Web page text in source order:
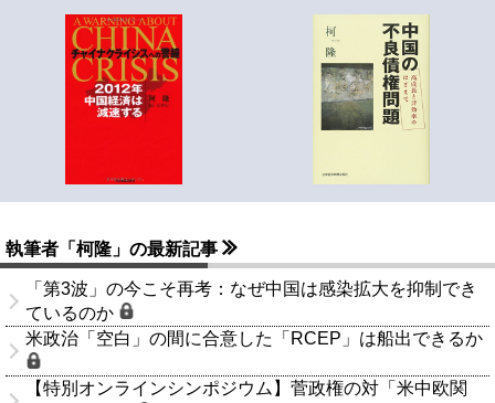
執筆者「柯隆」の最新記事
「第3波」の今こそ再考：なぜ中国は感染拡大を抑制でき
ているのか
米政治「空白」の間に合意した「RCEP」は船出できるか
【特別オンラインシンポジウム】菅政権の対「米中欧関